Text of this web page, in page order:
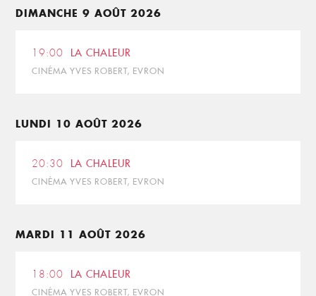
DIMANCHE 9 AOÛT 2026
19:00 LA CHALEUR
CINÉMA YVES ROBERT, EVRON
LUNDI 10 AOÛT 2026
20:30 LA CHALEUR
CINÉMA YVES ROBERT, EVRON
MARDI 11 AOÛT 2026
18:00 LA CHALEUR
CINÉMA YVES ROBERT, EVRON